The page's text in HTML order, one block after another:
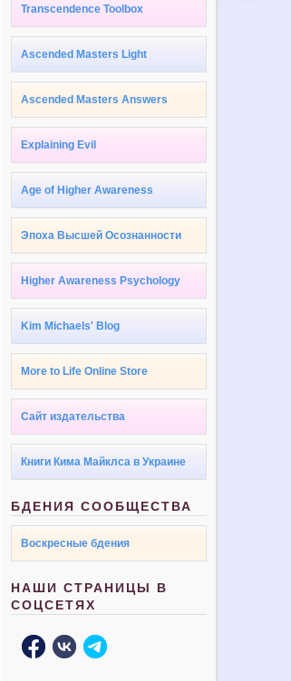
Transcendence Toolbox
Ascended Masters Light
Ascended Masters Answers
Explaining Evil
Age of Higher Awareness
Эпоха Высшей Осознанности
Higher Awareness Psychology
Kim Michaels' Blog
More to Life Online Store
Сайт издательства
Книги Кима Майклса в Украине
БДЕНИЯ СООБЩЕСТВА
Воскресные бдения
НАШИ СТРАНИЦЫ В
СОЦСЕТЯХ